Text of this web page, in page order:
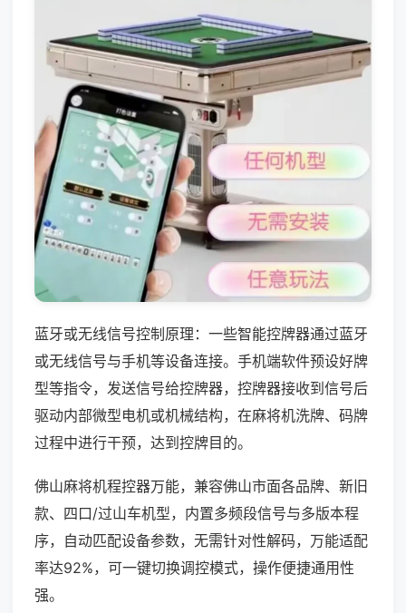
蓝牙或无线信号控制原理：一些智能控牌器通过蓝牙
或无线信号与手机等设备连接。手机端软件预设好牌
型等指令，发送信号给控牌器，控牌器接收到信号后
驱动内部微型电机或机械结构，在麻将机洗牌、码牌
过程中进行干预，达到控牌目的。
佛山麻将机程控器万能，兼容佛山市面各品牌、新旧
款、四口/过山车机型，内置多频段信号与多版本程
序，自动匹配设备参数，无需针对性解码，万能适配
率达92%，可一键切换调控模式，操作便捷通用性
强。